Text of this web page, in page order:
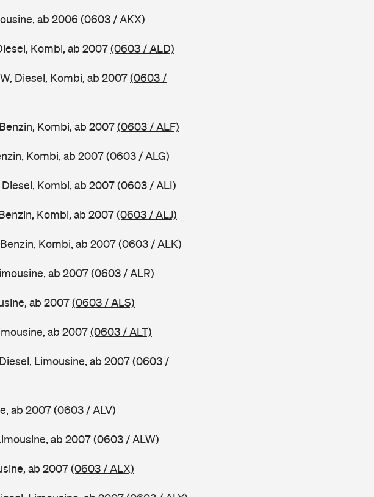
ab 2006 (0603 / AKX)
Kombi, ab 2007(0603 / ALD)
Diesel, Kombi, ab 2007(0603 /
Kombi, ab 2007(0603 / ALF)
Kombi, ab 2007(0603 / ALG)
Diesel, Kombi, ab 2007(0603 / ALI)
Kombi, ab 2007(0603 / ALJ)
Benzin, Kombi, ab 2007(0603 / ALK)
ab 2007(0603 / ALR)
ab 2007(0603 / ALS)
ab 2007(0603 / ALT)
Limousine, ab 2007(0603 /
ab 2007(0603 / ALV)
ab 2007(0603 / ALW)
ab 2007(0603 / ALX)